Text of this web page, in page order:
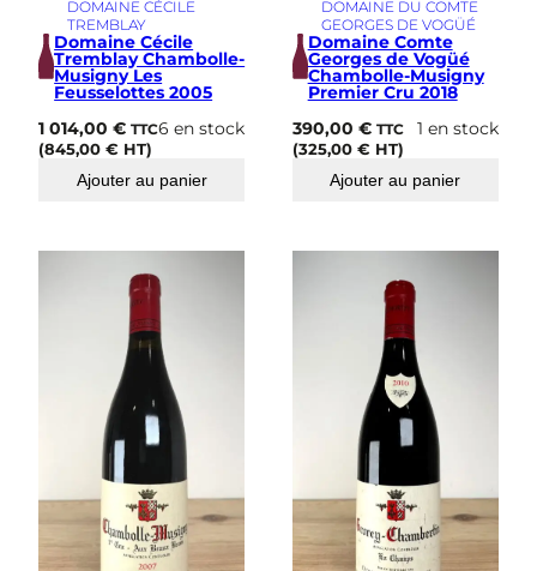
DOMAINE CÉCILE
TREMBLAY
Domaine Cécile
Tremblay Chambolle-
Musigny Les
Feusselottes 2005
1 014,00€ TTC
(845,00€ HT)
6 en stock
Ajouter au panier
DOMAINE DU COMTE
GEORGES DE VOGÜÉ
Domaine Comte
Georges de Vogüé
Chambolle-Musigny
Premier Cru 2018
390,00 € TTC
(325,00 €HT)
1 en stock
Ajouter au panier